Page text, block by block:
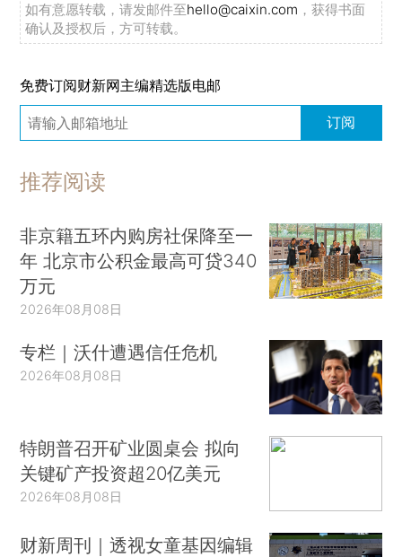
如有意愿转载，请发邮件至hello@caixin.com ，获得书面
确认及授权后，方可转载。
免费订阅财新网主编精选版电邮
订阅
推荐阅读
非京籍五环内购房社保降至一
年 北京市公积金最高可贷340
万元
2026年08月08日
专栏｜沃什遭遇信任危机
2026年08月08日
特朗普召开矿业圆桌会 拟向
关键矿产投资超20亿美元
2026年08月08日
财新周刊｜透视女童基因编辑